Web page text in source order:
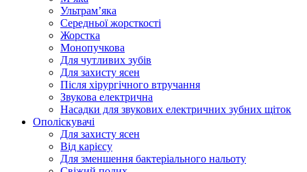
Ультрамʼяка
Середньої жорсткості
Жорстка
Монопучкова
Для чутливих зубів
Для захисту ясен
Після хірургічного втручання
Звукова електрична
Насадки для звукових електричних зубних щіток
Ополіскувачі
Для захисту ясен
Від карієсу
Для зменшення бактеріального нальоту